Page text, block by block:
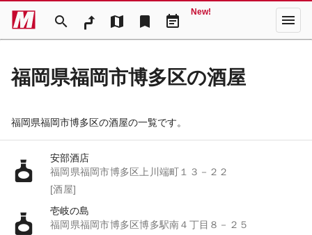
search map bookmark event_note
New! menu
福岡県福岡市博多区の酒屋
福岡県福岡市博多区の酒屋の一覧です。
安部酒店
福岡県福岡市博多区上川端町１３－２２
[酒屋]
壱岐の島
福岡県福岡市博多区博多駅南４丁目８－２５